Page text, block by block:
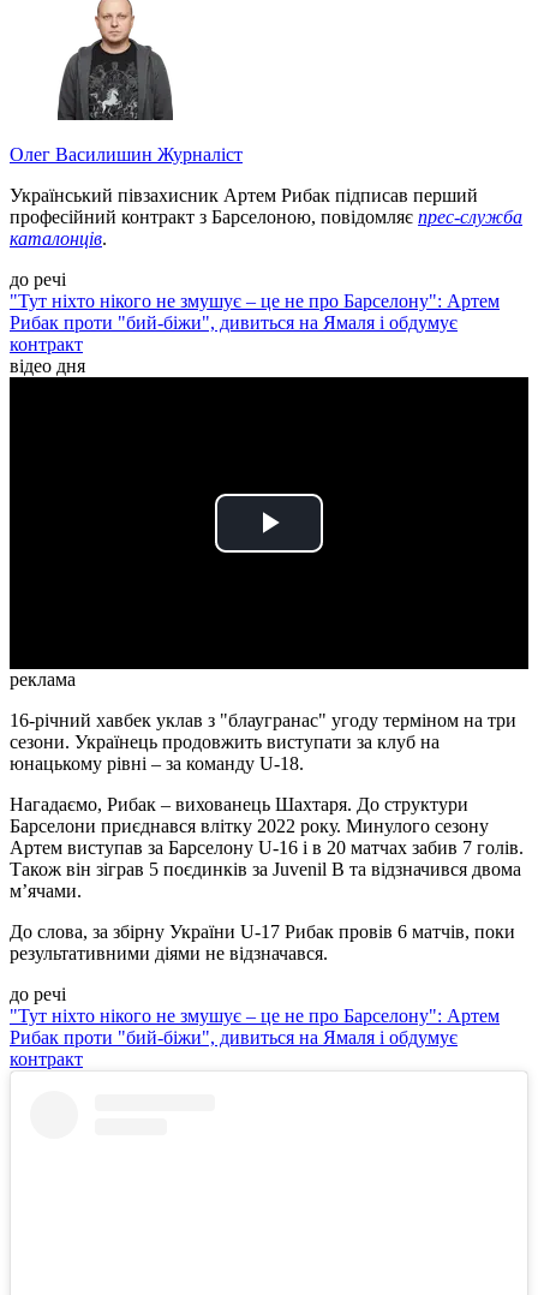
Олег Василишин Журналіст
Український півзахисник Артем Рибак підписав перший
професійний контракт з Барселоною, повідомляє прес-служба
каталонців.
до речі
"Тут ніхто нікого не змушує – це не про Барселону": Артем
Рибак проти "бий-біжи", дивиться на Ямаля і обдумує
контракт
відео дня
Play
реклама
16-річний хавбек уклав з "блаугранас" угоду терміном на три
сезони. Українець продовжить виступати за клуб на
юнацькому рівні – за команду U-18.
Нагадаємо, Рибак – вихованець Шахтаря. До структури
Барселони приєднався влітку 2022 року. Минулого сезону
Артем виступав за Барселону U-16 і в 20 матчах забив 7 голів.
Також він зіграв 5 поєдинків за Juvenil B та відзначився двома
м’ячами.
До слова, за збірну України U-17 Рибак провів 6 матчів, поки
результативними діями не відзначався.
до речі
"Тут ніхто нікого не змушує – це не про Барселону": Артем
Рибак проти "бий-біжи", дивиться на Ямаля і обдумує
контракт